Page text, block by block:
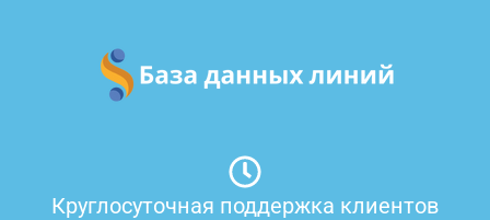
содержимому
Круглосуточная поддержка клиентов